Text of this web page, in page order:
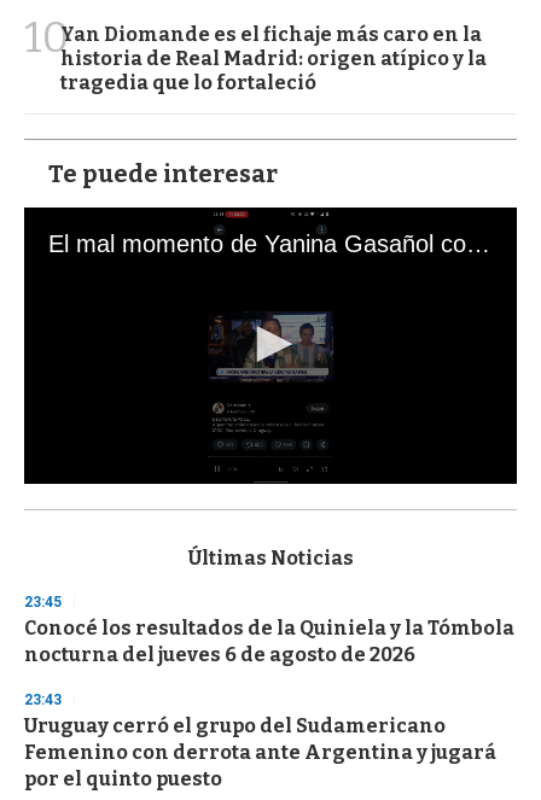
10Yan Diomande es el fichaje más caro en la
historia de Real Madrid: origen atípico y la
tragedia que lo fortaleció
Te puede interesar
El mal momento de Yanina Gasañol con un hincha argentino en "Subrayado"
s
d
s
o
f
3
s
e
c
o
Últimas Noticias
23:45
Conocé los resultados de la Quiniela y la Tómbola
nocturna del jueves 6 de agosto de 2026
23:43
Uruguay cerró el grupo del Sudamericano
Femenino con derrota ante Argentina y jugará
por el quinto puesto